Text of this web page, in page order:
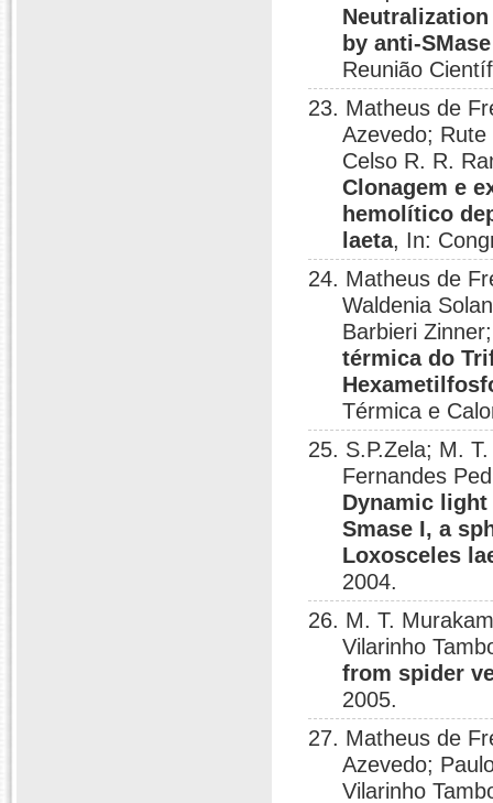
by anti-
Reunião
23. Matheus de
Azevedo;
Celso R. R.
Clonagem e
hemolítico
laeta, In:
24. Matheus de
Waldenia
Barbieri
térmica do
Térmica e
25. S.P.Zela; M.
Fernandes
Dynamic
Smase I, a
Loxosceles
2004.
26. M. T.
Vilarinho
from spider
2005.
27. Matheus de
Azevedo;
Vilarinho